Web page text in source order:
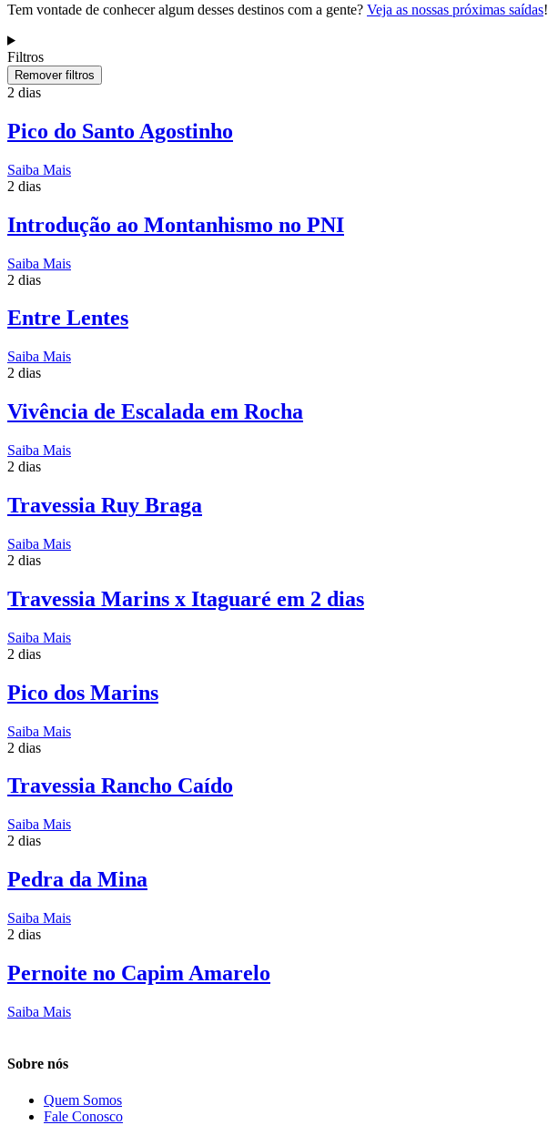
Tem vontade de conhecer algum desses destinos com a gente? Veja as nossas próximas saídas!
Filtros
Remover filtros
2 dias
Pico do Santo Agostinho
Saiba Mais
2 dias
Introdução ao Montanhismo no PNI
Saiba Mais
2 dias
Entre Lentes
Saiba Mais
2 dias
Vivência de Escalada em Rocha
Saiba Mais
2 dias
Travessia Ruy Braga
Saiba Mais
2 dias
Travessia Marins x Itaguaré em 2 dias
Saiba Mais
2 dias
Pico dos Marins
Saiba Mais
2 dias
Travessia Rancho Caído
Saiba Mais
2 dias
Pedra da Mina
Saiba Mais
2 dias
Pernoite no Capim Amarelo
Saiba Mais
Sobre nós
Quem Somos
Fale Conosco